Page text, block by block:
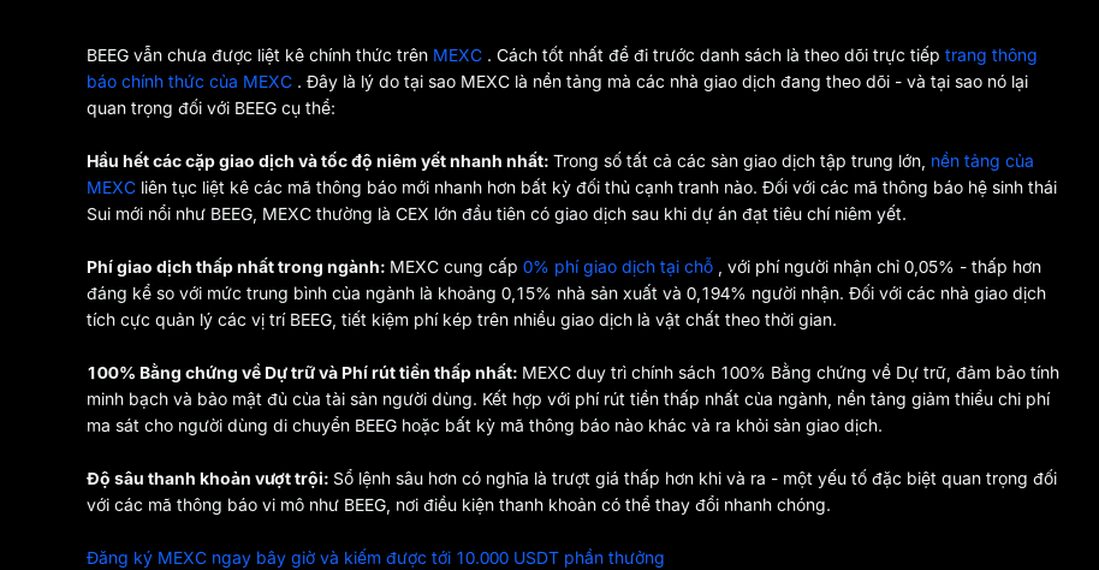
BEEG vẫn chưa được liệt kê chính thức trên MEXC . Cách tốt nhất để đi trước danh sách là theo dõi trực tiếp trang thông
báo chính thức của MEXC . Đây là lý do tại sao MEXC là nền tảng mà các nhà giao dịch đang theo dõi - và tại sao nó lại
quan trọng đối với BEEG cụ thể:
Hầu hết các cặp giao dịch và tốc độ niêm yết nhanh nhất: Trong số tất cả các sàn giao dịch tập trung lớn, nền tảng của
MEXC liên tục liệt kê các mã thông báo mới nhanh hơn bất kỳ đối thủ cạnh tranh nào. Đối với các mã thông báo hệ sinh thái
Sui mới nổi như BEEG, MEXC thường là CEX lớn đầu tiên có giao dịch sau khi dự án đạt tiêu chí niêm yết.
Phí giao dịch thấp nhất trong ngành: MEXC cung cấp 0% phí giao dịch tại chỗ
, với phí người nhận chỉ 0,05% - thấp hơn
đáng kể so với mức trung bình của ngành là khoảng 0,15% nhà sản xuất và 0,194% người nhận. Đối với các nhà giao dịch
tích cực quản lý các vị trí BEEG, tiết kiệm phí kép trên nhiều giao dịch là vật chất theo thời gian.
100% Bằng chứng về Dự trữ và Phí rút tiền thấp nhất: MEXC duy trì chính sách 100% Bằng chứng về Dự trữ, đảm bảo tính
minh bạch và bảo mật đủ của tài sản người dùng. Kết hợp với phí rút tiền thấp nhất của ngành, nền tảng giảm thiểu chi phí
ma sát cho người dùng di chuyển BEEG hoặc bất kỳ mã thông báo nào khác và ra khỏi sàn giao dịch.
Độ sâu thanh khoản vượt trội: Sổ lệnh sâu hơn có nghĩa là trượt giá thấp hơn khi và ra - một yếu tố đặc biệt quan trọng đối
với các mã thông báo vi mô như BEEG, nơi điều kiện thanh khoản có thể thay đổi nhanh chóng.
Đăng ký MEXC ngay bây giờ và kiếm được tới 10.000 USDT phần thưởng